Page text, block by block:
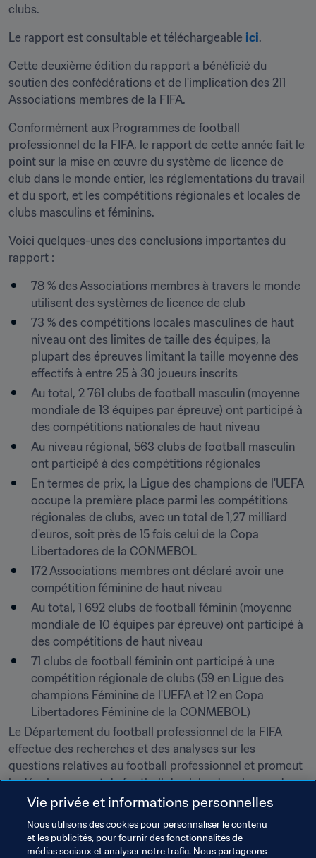
clubs.
Le rapport est consultable et téléchargeable ici.
Cette deuxième édition du rapport a bénéficié du
soutien des confédérations et de l'implication des 211
Associations membres de la FIFA.
Conformément aux Programmes de football
professionnel de la FIFA, le rapport de cette année fait le
point sur la mise en œuvre du système de licence de
club dans le monde entier, les réglementations du travail
et du sport, et les compétitions régionales et locales de
clubs masculins et féminins.
Voici quelques-unes des conclusions importantes du
rapport :
78 % des Associations membres à travers le monde
utilisent des systèmes de licence de club
73 % des compétitions locales masculines de haut
niveau ont des limites de taille des équipes, la
plupart des épreuves limitant la taille moyenne des
effectifs à entre 25 à 30 joueurs inscrits
Au total, 2 761 clubs de football masculin (moyenne
mondiale de 13 équipes par épreuve) ont participé à
des compétitions nationales de haut niveau
Au niveau régional, 563 clubs de football masculin
ont participé à des compétitions régionales
En termes de prix, la Ligue des champions de l'UEFA
occupe la première place parmi les compétitions
régionales de clubs, avec un total de 1,27 milliard
d'euros, soit près de 15 fois celui de la Copa
Libertadores de la CONMEBOL
172 Associations membres ont déclaré avoir une
compétition féminine de haut niveau
Au total, 1 692 clubs de football féminin (moyenne
mondiale de 10 équipes par épreuve) ont participé à
des compétitions de haut niveau
71 clubs de football féminin ont participé à une
compétition régionale de clubs (59 en Ligue des
champions Féminine de l'UEFA et 12 en Copa
Libertadores Féminine de la CONMEBOL)
Le Département du football professionnel de la FIFA
effectue des recherches et des analyses sur les
questions relatives au football professionnel et promeut
le développement du football de clubs dans le monde
entier. En outre, le Département est assisté par la
et sert de véhicule pour faire tomber les barrières et
fournir des outils d'engagement actif au sein de la
Vie privée et informations personnelles
Nous utilisons des cookies pour personnaliser le contenu
et les publicités, pour fournir des fonctionnalités de
médias sociaux et analyser notre trafic. Nous partageons